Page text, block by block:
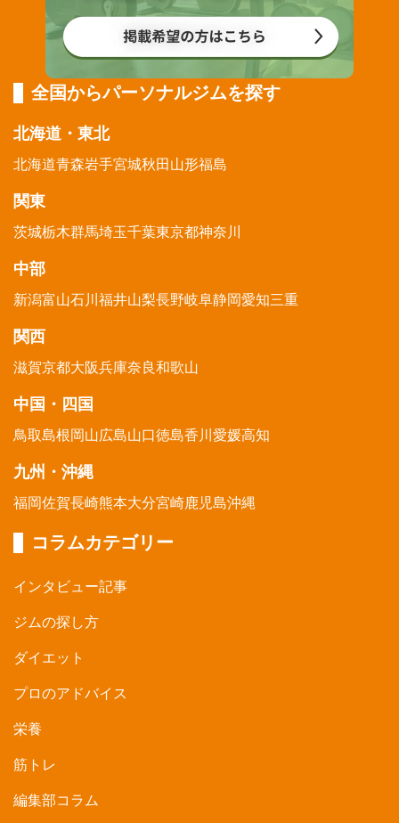
全国からパーソナルジムを探す
北海道・東北
北海道青森岩手宮城秋田山形福島
関東
茨城栃木群馬埼玉千葉東京都神奈川
中部
新潟富山石川 福井山梨長野岐阜静岡愛知三重
関西
滋賀京都大阪兵庫奈良和歌山
中国・四国
鳥取島根岡山広島山口徳島香川 愛媛高知
九州・沖縄
福岡佐賀長崎熊本大分宮崎鹿児島沖縄
コラムカテゴリー
インタビュー記事
ジムの探し方
ダイエット
プロのアドバイス
栄養
筋トレ
編集部コラム